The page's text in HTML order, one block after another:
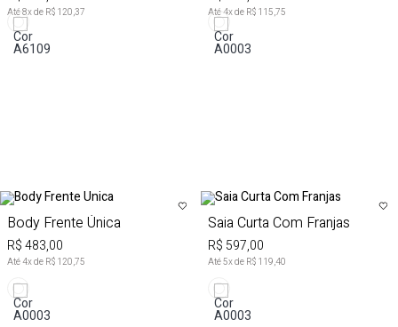
Até8x de R$ 120,37 Até4x de R$ 115,75
Body Frente Única
R$ 483,00
Até4x de R$ 120,75
Saia Curta Com Franjas
R$ 597,00
Até5x de R$ 119,40